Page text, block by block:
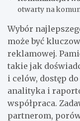
otwarty na
Wybór
może być
reklamowej.
takie jak
i celów, dostęp
analityka i
współpraca.
partnerom,